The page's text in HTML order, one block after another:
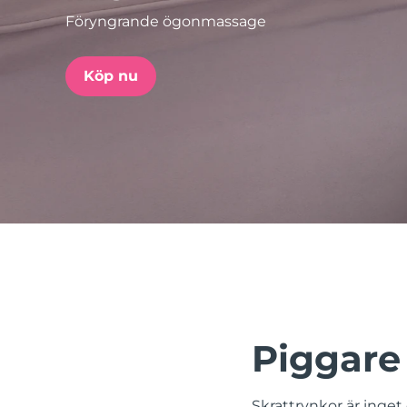
Föryngrande ögonmassage
Köp nu
issa™ Teeth Whitening Set
POPULÄR